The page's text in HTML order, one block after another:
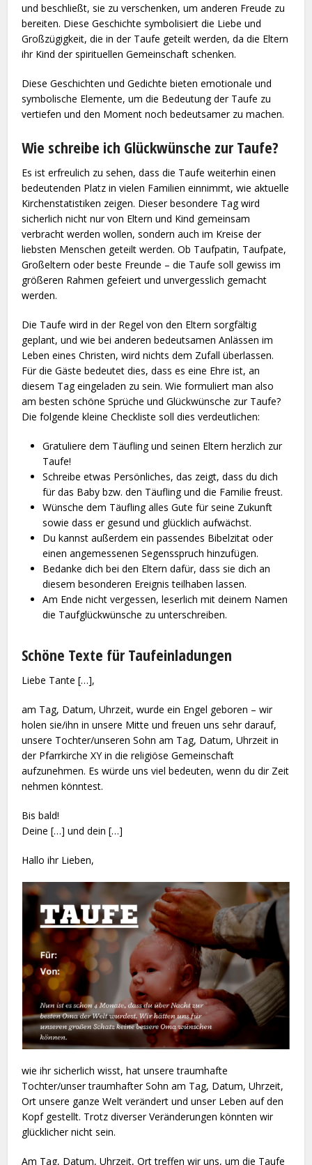
und beschließt, sie zu verschenken, um anderen Freude zu
bereiten. Diese Geschichte symbolisiert die Liebe und
Großzügigkeit, die in der Taufe geteilt werden, da die Eltern
ihr Kind der spirituellen Gemeinschaft schenken.
Diese Geschichten und Gedichte bieten emotionale und
symbolische Elemente, um die Bedeutung der Taufe zu
vertiefen und den Moment noch bedeutsamer zu machen.
Wie schreibe ich Glückwünsche zur Taufe?
Es ist erfreulich zu sehen, dass die Taufe weiterhin einen
bedeutenden Platz in vielen Familien einnimmt, wie aktuelle
Kirchenstatistiken zeigen. Dieser besondere Tag wird
sicherlich nicht nur von Eltern und Kind gemeinsam
verbracht werden wollen, sondern auch im Kreise der
liebsten Menschen geteilt werden. Ob Taufpatin, Taufpate,
Großeltern oder beste Freunde – die Taufe soll gewiss im
größeren Rahmen gefeiert und unvergesslich gemacht
werden.
Die Taufe wird in der Regel von den Eltern sorgfältig
geplant, und wie bei anderen bedeutsamen Anlässen im
Leben eines Christen, wird nichts dem Zufall überlassen.
Für die Gäste bedeutet dies, dass es eine Ehre ist, an
diesem Tag eingeladen zu sein. Wie formuliert man also
am besten schöne Sprüche und Glückwünsche zur Taufe?
Die folgende kleine Checkliste soll dies verdeutlichen:
Gratuliere dem Täufling und seinen Eltern herzlich zur
Taufe!
Schreibe etwas Persönliches, das zeigt, dass du dich
für das Baby bzw. den Täufling und die Familie freust.
Wünsche dem Täufling alles Gute für seine Zukunft
sowie dass er gesund und glücklich aufwächst.
Du kannst außerdem ein passendes Bibelzitat oder
einen angemessenen Segensspruch hinzufügen.
Bedanke dich bei den Eltern dafür, dass sie dich an
diesem besonderen Ereignis teilhaben lassen.
Am Ende nicht vergessen, leserlich mit deinem Namen
die Taufglückwünsche zu unterschreiben.
Schöne Texte für Taufeinladungen
Liebe Tante […],
am Tag, Datum, Uhrzeit, wurde ein Engel geboren – wir
holen sie/ihn in unsere Mitte und freuen uns sehr darauf,
unsere Tochter/unseren Sohn am Tag, Datum, Uhrzeit in
der Pfarrkirche XY in die religiöse Gemeinschaft
aufzunehmen. Es würde uns viel bedeuten, wenn du dir Zeit
nehmen könntest.
Bis bald!
Deine […] und dein […]
Hallo ihr Lieben,
wie ihr sicherlich wisst, hat unsere traumhafte
Tochter/unser traumhafter Sohn am Tag, Datum, Uhrzeit,
Ort unsere ganze Welt verändert und unser Leben auf den
Kopf gestellt. Trotz diverser Veränderungen könnten wir
glücklicher nicht sein.
Am Tag, Datum, Uhrzeit, Ort treffen wir uns, um die Taufe